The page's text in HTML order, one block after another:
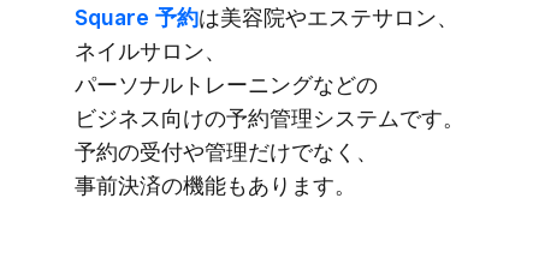
Square 予約は​美容院や​エステサロン、​
ネイルサロン、​
パーソナルトレーニングなどの​
ビジネス向けの​予約管理システムです。​
予約の​受付や​管理だけでなく、​
事前決済の​機能も​あります。